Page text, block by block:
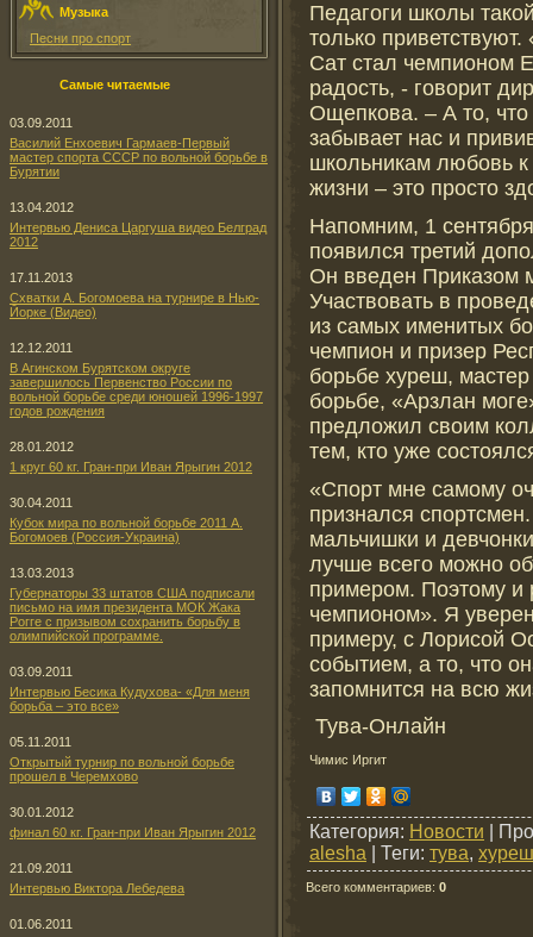
Музыка
Песни про спорт
Самые читаемые
03.09.2011
Василий Енхоевич Гармаев-Первый
мастер спорта СССР по вольной борьбе в
Бурятии
13.04.2012
Интервью Дениса Царгуша видео Белград
2012
17.11.2013
Схватки А. Богомоева на турнире в Нью-
Йорке (Видео)
12.12.2011
В Агинском Бурятском округе
завершилось Первенство России по
вольной борьбе среди юношей 1996-1997
годов рождения
28.01.2012
1 круг 60 кг. Гран-при Иван Ярыгин 2012
30.04.2011
Кубок мира по вольной борьбе 2011 А.
Богомоев (Россия-Украина)
13.03.2013
Губернаторы 33 штатов США подписали
письмо на имя президента МОК Жака
Рогге с призывом сохранить борьбу в
олимпийской программе.
03.09.2011
Интервью Бесика Кудухова- «Для меня
борьба – это все»
05.11.2011
Открытый турнир по вольной борьбе
прошел в Черемхово
30.01.2012
финал 60 кг. Гран-при Иван Ярыгин 2012
21.09.2011
Интервью Виктора Лебедева
01.06.2011
Педагоги школы
только
Сат стал чемпионом
радость, - говорит
Ощепкова. – А то,
забывает нас и
школьникам любовь к
жизни – это просто
Напомним, 1
появился третий
Он введен Приказом
Участвовать в
из самых именитых
чемпион и призер
борьбе хуреш,
борьбе, «Арзлан
предложил своим
тем, кто уже
«Спорт мне самому
признался
мальчишки и
лучше всего можно
примером. Поэтому и
чемпионом». Я
примеру, с Лорисой
событием, а то, что
запомнится на всю
Тува-Онлайн
Чимис Иргит
Категория: Новости
alesha
Теги: тува, хуреш
Всего комментариев: 0